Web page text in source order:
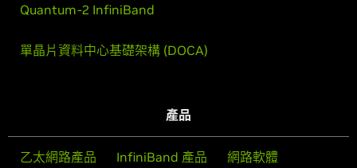
Quantum-2 InfiniBand
單晶片資料中心基礎架構 (DOCA)
產品
乙太網路產品 InfiniBand 產品 網路軟體